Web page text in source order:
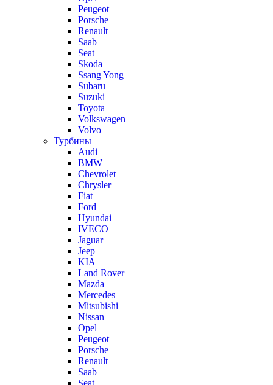
Peugeot
Porsche
Renault
Saab
Seat
Skoda
Ssang Yong
Subaru
Suzuki
Toyota
Volkswagen
Volvo
Турбины
Audi
BMW
Chevrolet
Chrysler
Fiat
Ford
Hyundai
IVECO
Jaguar
Jeep
KIA
Land Rover
Mazda
Mercedes
Mitsubishi
Nissan
Opel
Peugeot
Porsche
Renault
Saab
Seat